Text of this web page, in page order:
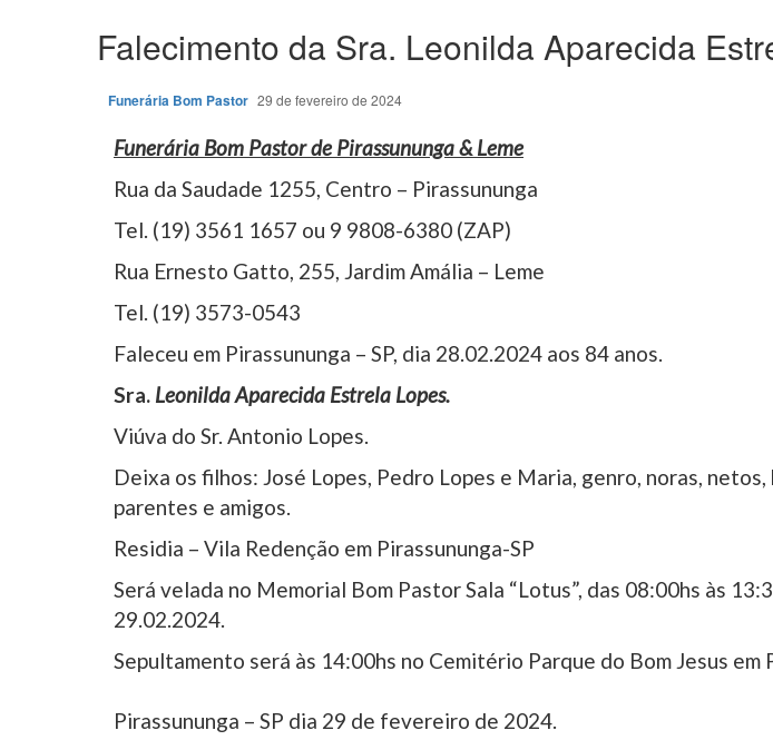
Falecimento da Sra. Leonilda Aparecida
Funerária Bom Pastor 29 de fevereiro de 2024
Funerária Bom Pastor de Pirassununga & Leme
Rua da Saudade 1255, Centro – Pirassununga
Tel. (19) 3561 1657 ou 9 9808-6380 (ZAP)
Rua Ernesto Gatto, 255, Jardim Amália – Leme
Tel. (19) 3573-0543
Faleceu em Pirassununga – SP, dia 28.02.2024 aos 84 anos.
Sra. Leonilda Aparecida Estrela Lopes.
Viúva do Sr. Antonio Lopes.
Deixa os filhos: José Lopes, Pedro Lopes e Maria, genro, noras,
parentes e amigos.
Residia – Vila Redenção em Pirassununga-SP
Será velada no Memorial Bom Pastor Sala “Lotus”, das 08:00hs às
29.02.2024.
Sepultamento será às 14:00hs no Cemitério Parque do Bom Jesus em
Pirassununga – SP dia 29 de fevereiro de 2024.